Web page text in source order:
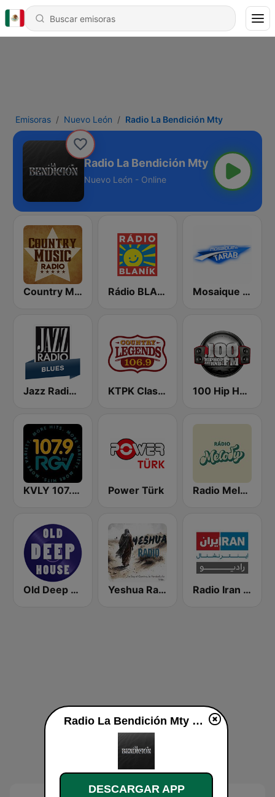
Emisoras Nuevo León Radio La Bendición Mty
Radio La Bendición Mty
Nuevo León - Online
Country Music Radio - 80's Country Rádio BLANÍK Mosaique FM Tarab (موزاييك إف إم)
Jazz Radio Blues KTPK Classic Country 106.9 100 Hip Hop and RNB FM
KVLY 107.9 RGV FM Power Türk Radio Melody
Old Deep House Music Yeshua Radio Cristiana Radio Iran International
Radio La Bendición Mty en vivo
DESCARGAR APP